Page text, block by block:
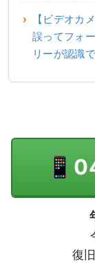
【ビデオカ
誤ってフォ
リーが認識
📱
復